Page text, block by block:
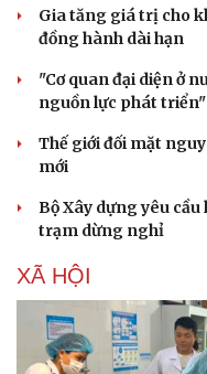
Gia tăng giá trị cho
đồng hành dài hạn
"Cơ quan đại diện ở
nguồn lực phát triển"
Thế giới đối mặt
mới
Bộ Xây dựng yêu
trạm dừng nghỉ
XÃ HỘI